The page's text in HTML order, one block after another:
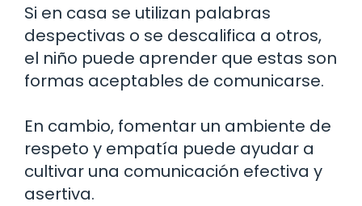
Si en casa se utilizan palabras
despectivas o se descalifica a otros,
el niño puede aprender que estas son
formas aceptables de comunicarse.
En cambio, fomentar un ambiente de
respeto y empatía puede ayudar a
cultivar una comunicación efectiva y
asertiva.